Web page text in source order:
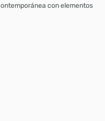
con elementos